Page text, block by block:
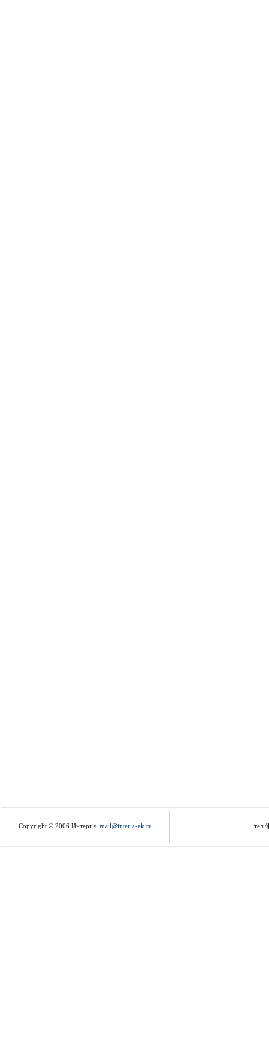
Copyright © 2006 Интерия, mail@interia-ek.ru